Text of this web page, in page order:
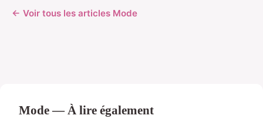
← Voir tous les articles Mode
Mode — À lire également